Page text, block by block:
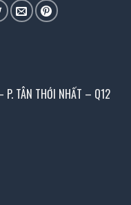
TÂN THỚI NHẤT – Q12